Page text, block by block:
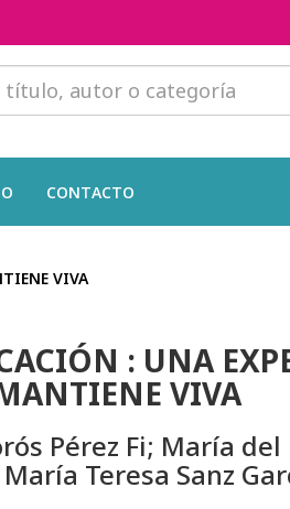
CONTACTO
VIVA
: UNA
VIVA
Pérez Fi; María
Teresa Sanz